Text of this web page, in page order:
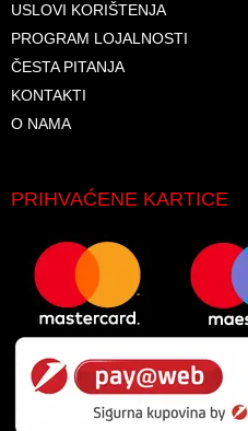
USLOVI KORIŠTENJA
PROGRAM LOJALNOSTI
ČESTA PITANJA
KONTAKTI
O NAMA
PRIHVAĆENE KARTICE